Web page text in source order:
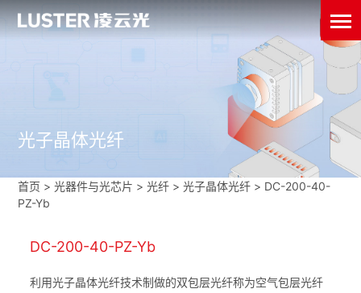
光子晶体光纤
首页 >光器件与光芯片 >光纤 >光子晶体光纤 > DC-200-40-
PZ-Yb
DC-200-40-PZ-Yb
利用光子晶体光纤技术制做的双包层光纤称为空气包层光纤